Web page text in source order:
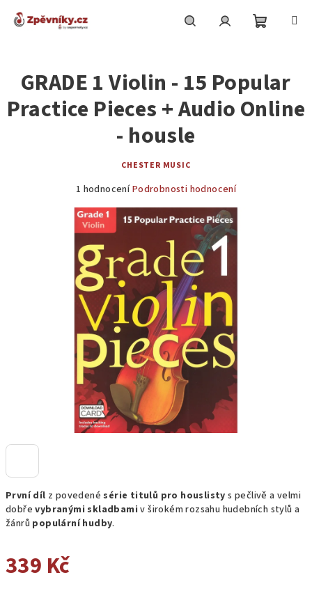
košík
První díl z povedené série titulů pro houslisty s pečlivě a velmi
dobřevybranými skladbamiv širokém rozsahu hudebních stylů a
žánrů populární hudby.
339 Kč
GRADE 1 Violin - 15 Popular
Practice Pieces + Audio Online
- housle
CHESTER MUSIC
Průměrné
produktu
je
5,0
z
5
hvězdiček.
1 hodnoceníPodrobnosti hodnocení